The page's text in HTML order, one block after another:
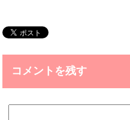
コメントを残す